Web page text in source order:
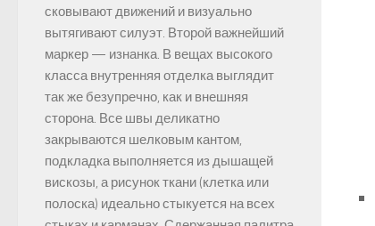
сковывают движений и визуально
вытягивают силуэт. Второй важнейший
маркер — изнанка. В вещах высокого
класса внутренняя отделка выглядит
так же безупречно, как и внешняя
сторона. Все швы деликатно
закрываются шелковым кантом,
подкладка выполняется из дышащей
вискозы, а рисунок ткани (клетка или
полоска) идеально стыкуется на всех